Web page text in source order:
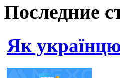
Последние
Як